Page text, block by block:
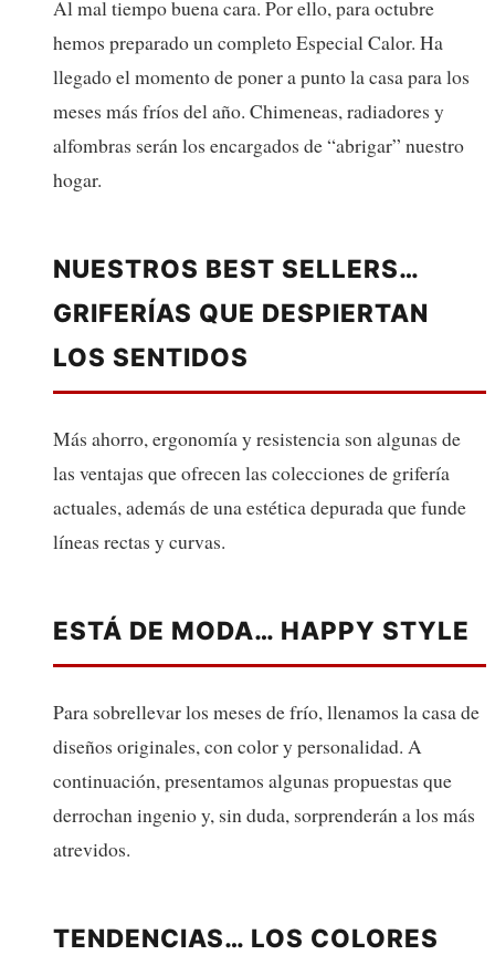
Al mal tiempo buena cara. Por ello, para octubre
hemos preparado un completo Especial Calor. Ha
llegado el momento de poner a punto la casa para los
meses más fríos del año. Chimeneas, radiadores y
alfombras serán los encargados de “abrigar” nuestro
hogar.
NUESTROS BEST SELLERS…
GRIFERÍAS QUE DESPIERTAN
LOS SENTIDOS
Más ahorro, ergonomía y resistencia son algunas de
las ventajas que ofrecen las colecciones de grifería
actuales, además de una estética depurada que funde
líneas rectas y curvas.
ESTÁ DE MODA… HAPPY STYLE
Para sobrellevar los meses de frío, llenamos la casa de
diseños originales, con color y personalidad. A
continuación, presentamos algunas propuestas que
derrochan ingenio y, sin duda, sorprenderán a los más
atrevidos.
TENDENCIAS… LOS COLORES